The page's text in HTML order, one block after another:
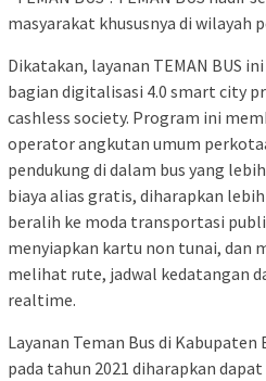
masyarakat khususnya di wilayah
Dikatakan, layanan TEMAN BUS
bagian digitalisasi 4.0 smart city
cashless society. Program ini
operator angkutan umum
pendukung di dalam bus yang
biaya alias gratis, diharapkan
beralih ke moda transportasi
menyiapkan kartu non tunai, dan
melihat rute, jadwal kedatangan
realtime.
Layanan Teman Bus di Kabupaten
pada tahun 2021 diharapkan